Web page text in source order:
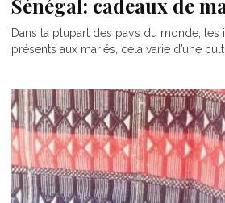
Sénégal: cadeaux de
Dans la plupart des pays du monde, les
présents aux mariés, cela varie d’une